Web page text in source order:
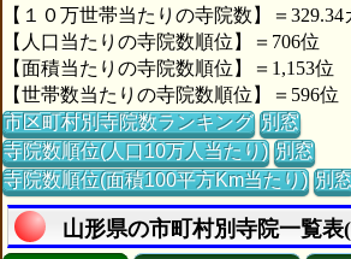
【１０万世帯当たりの寺院数】＝329.34
【人口当たりの寺院数順位】＝706位
【面積当たりの寺院数順位】＝1,153位
【世帯数当たりの寺院数順位】＝596位
市区町村別寺院数ランキング 別窓
寺院数順位(人口10万人当たり) 別窓
寺院数順位(面積100平方Km当たり) 別
山形県の市町村別寺院一覧表